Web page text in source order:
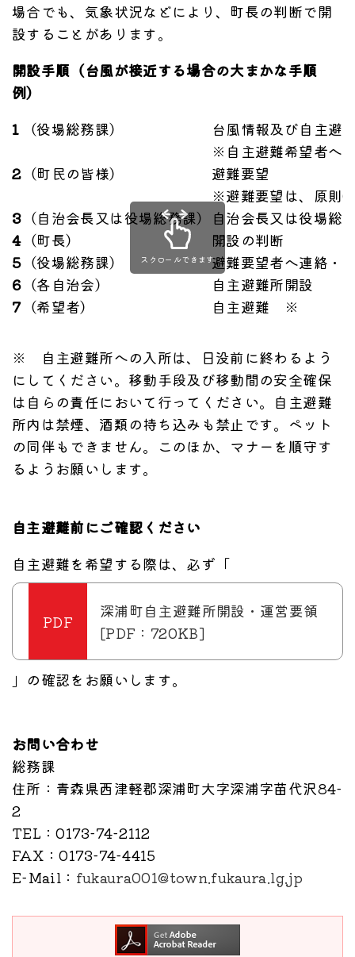
場合でも、気象状況などにより、町長の判断で開
設することがあります。
開設手順（台風が接近する場合の大まかな手順
例）
1
（役場総務課）
台風情報及び自主避
※自主避難希望者へ
2 （町民の皆様）
避難要望
※避難要望は、原則
3 （自治会長又は役場総務課）
自治会長又は役場総
4 （町長）
開設の判断
5 （役場総務課）
避難要望者へ連絡・
6 （各自治会）
自主避難所開設
7 （希望者） 自主避難 ※
スクロールできます
※ 自主避難所への入所は、日没前に終わるよう
にしてください。移動手段及び移動間の安全確保
は自らの責任において行ってください。自主避難
所内は禁煙、酒類の持ち込みも禁止です。ペット
の同伴もできません。このほか、マナーを順守す
るようお願いします。
自主避難前にご確認ください
自主避難を希望する際は、必ず「
深浦町自主避難所開設・運営要領
[PDF：720KB]
」の確認をお願いします。
お問い合わせ
総務課
住所 ：青森県西津軽郡深浦町大字深浦字苗代沢84-
2
TEL ：0173-74-2112
FAX ：0173-74-4415
E-Mail ： fukaura001@town.fukaura.lg.jp